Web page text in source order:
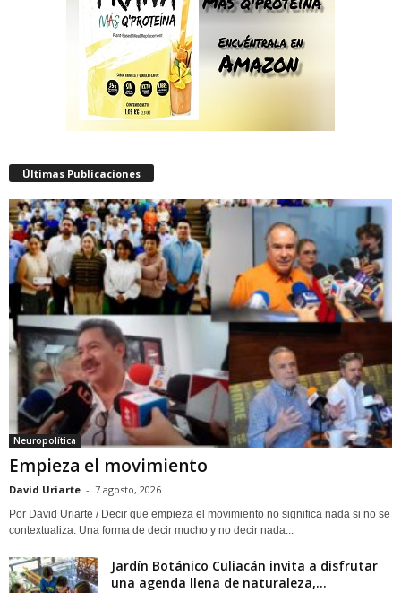
Últimas Publicaciones
Neuropolítica
Empieza el movimiento
David Uriarte - 7 agosto, 2026
Por David Uriarte / Decir que empieza el movimiento no significa nada si no se
contextualiza. Una forma de decir mucho y no decir nada...
Jardín Botánico Culiacán invita a disfrutar
una agenda llena de naturaleza,...